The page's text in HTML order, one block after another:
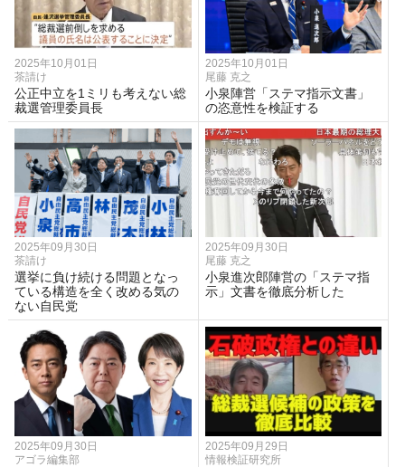
2025年10月01日
茶請け
公正中立を1ミリも考えない総
裁選管理委員長
2025年10月01日
尾藤 克之
小泉陣営「ステマ指示文書」
の恣意性を検証する
2025年09月30日
茶請け
選挙に負け続ける問題となっ
ている構造を全く改める気の
ない自民党
2025年09月30日
尾藤 克之
小泉進次郎陣営の「ステマ指
示」文書を徹底分析した
2025年09月30日
アゴラ編集部
2025年09月29日
情報検証研究所